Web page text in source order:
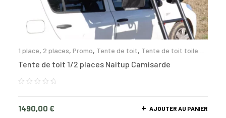
1 place, 2 places, Promo, Tente de toit, Tente de toit toile
Tente de toit 1/2 places Naitup Camisarde
1490,00 € AJOUTER AU PANIER